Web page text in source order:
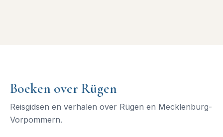
Boeken over Rügen
Reisgidsen en verhalen over Rügen en Mecklenburg-
Vorpommern.